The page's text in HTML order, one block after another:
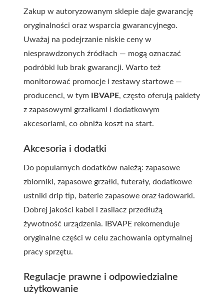
Zakup w autoryzowanym sklepie daje gwarancję
oryginalności oraz wsparcia gwarancyjnego.
Uważaj na podejrzanie niskie ceny w
niesprawdzonych źródłach — mogą oznaczać
podróbki lub brak gwarancji. Warto też
monitorować promocje i zestawy startowe —
producenci, w tym
IBVAPE, często oferują pakiety
z zapasowymi grzałkami i dodatkowym
akcesoriami, co obniża koszt na start.
Akcesoria i dodatki
Do popularnych dodatków należą: zapasowe
zbiorniki, zapasowe grzałki, futerały, dodatkowe
ustniki drip tip, baterie zapasowe oraz ładowarki.
Dobrej jakości kabel i zasilacz przedłużą
żywotność urządzenia. IBVAPE rekomenduje
oryginalne części w celu zachowania optymalnej
pracy sprzętu.
Regulacje prawne i odpowiedzialne
użytkowanie